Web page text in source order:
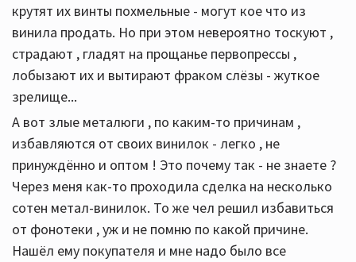
крутят их винты похмельные - могут кое что из
винила продать. Но при этом невероятно тоскуют ,
страдают , гладят на прощанье первопрессы ,
лобызают их и вытирают фраком слёзы - жуткое
зрелище...
А вот злые металюги , по каким-то причинам ,
избавляются от своих винилок - легко , не
принуждённо и оптом ! Это почему так - не знаете ?
Через меня как-то проходила сделка на несколько
сотен метал-винилок. То же чел решил избавиться
от фонотеки , уж и не помню по какой причине.
Нашёл ему покупателя и мне надо было все